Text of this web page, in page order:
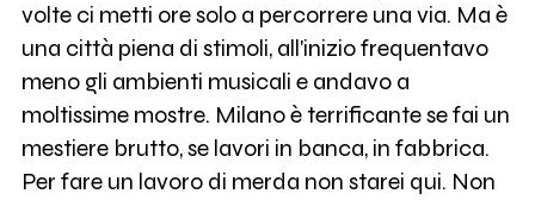
volte ci metti ore solo a percorrere una via. Ma è
una città piena di stimoli, all'inizio frequentavo
meno gli ambienti musicali e andavo a
moltissime mostre. Milano è terrificante se fai un
mestiere brutto, se lavori in banca, in fabbrica.
Per fare un lavoro di merda non starei qui. Non